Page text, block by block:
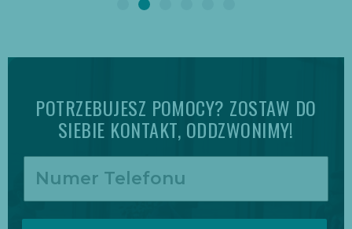
POTRZEBUJESZ POMOCY? ZOSTAW DO
SIEBIE KONTAKT, ODDZWONIMY!